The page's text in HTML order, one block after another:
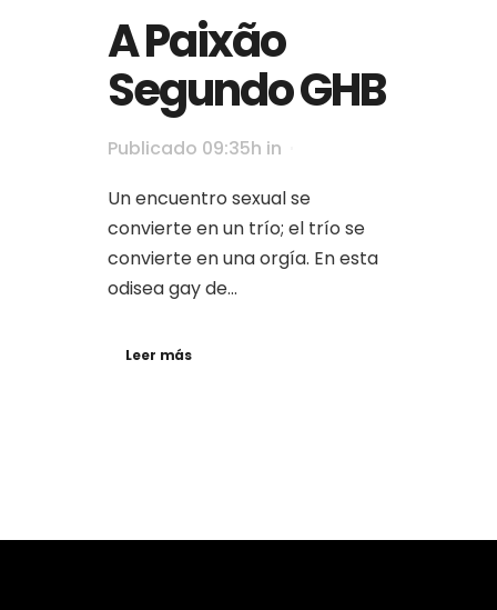
A Paixão
Segundo GHB
Publicado 09:35h in
Un encuentro sexual se
convierte en un trío; el trío se
convierte en una orgía. En esta
odisea gay de...
Leer más